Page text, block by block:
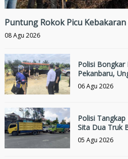
Puntung Rokok Picu
08 Agu 2026
Polisi Bongkar
Pekanbaru,
06 Agu 2026
Polisi
Sita Dua Truk
05 Agu 2026